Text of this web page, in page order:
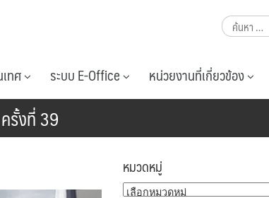
ค้นหา
สำหรับ:
ทศ ระบบ E-Office หน่วยงานที่เกี่ยวข้อง
รั้งที่ 39
หมวดหมู่
หมวด